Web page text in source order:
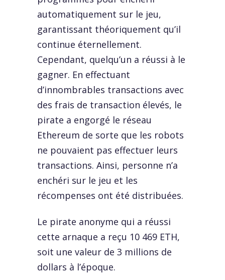
automatiquement sur le jeu,
garantissant théoriquement qu’il
continue éternellement.
Cependant, quelqu’un a réussi à le
gagner. En effectuant
d’innombrables transactions avec
des frais de transaction élevés, le
pirate a engorgé le réseau
Ethereum de sorte que les robots
ne pouvaient pas effectuer leurs
transactions. Ainsi, personne n’a
enchéri sur le jeu et les
récompenses ont été distribuées.
Le pirate anonyme qui a réussi
cette arnaque a reçu 10 469 ETH,
soit une valeur de 3 millions de
dollars à l’époque.